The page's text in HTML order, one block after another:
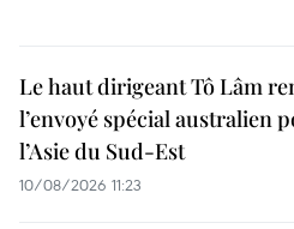
Le haut dirigeant Tô Lâm
l’envoyé spécial australien
l’Asie du Sud-Est
10/08/2026 11:23